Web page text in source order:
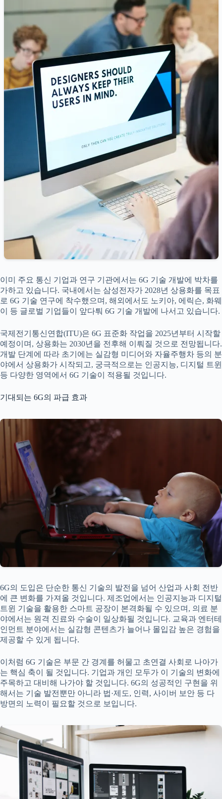
이미 주요 통신 기업과 연구 기관에서는 6G 기술 개발에 박차를
가하고 있습니다. 국내에서는 삼성전자가 2028년 상용화를 목표
로 6G 기술 연구에 착수했으며, 해외에서도 노키아, 에릭슨, 화웨
이 등 글로벌 기업들이 앞다퉈 6G 기술 개발에 나서고 있습니다.
국제전기통신연합(ITU)은 6G 표준화 작업을 2025년부터 시작할
예정이며, 상용화는 2030년을 전후해 이뤄질 것으로 전망됩니다.
개발 단계에 따라 초기에는 실감형 미디어와 자율주행차 등의 분
야에서 상용화가 시작되고, 궁극적으로는 인공지능, 디지털 트윈
등 다양한 영역에서 6G 기술이 적용될 것입니다.
기대되는 6G의 파급 효과
6G의 도입은 단순한 통신 기술의 발전을 넘어 산업과 사회 전반
에 큰 변화를 가져올 것입니다. 제조업에서는 인공지능과 디지털
트윈 기술을 활용한 스마트 공장이 본격화될 수 있으며, 의료 분
야에서는 원격 진료와 수술이 일상화될 것입니다. 교육과 엔터테
인먼트 분야에서는 실감형 콘텐츠가 늘어나 몰입감 높은 경험을
제공할 수 있게 됩니다.
이처럼 6G 기술은 부문 간 경계를 허물고 초연결 사회로 나아가
는 핵심 축이 될 것입니다. 기업과 개인 모두가 이 기술의 변화에
주목하고 대비해 나가야 할 것입니다. 6G의 성공적인 구현을 위
해서는 기술 발전뿐만 아니라 법·제도, 인력, 사이버 보안 등 다
방면의 노력이 필요할 것으로 보입니다.